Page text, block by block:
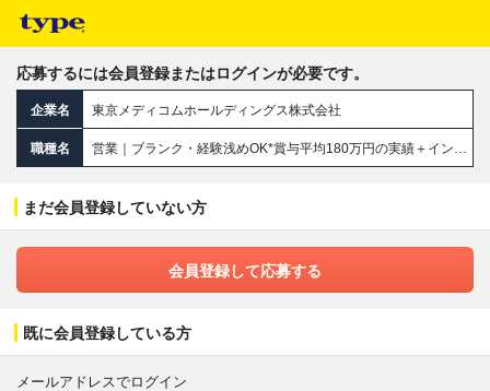
応募するには会員登録またはログインが必要です。
企業名 東京メディコムホールディングス株式会社
職種名 営業｜ブランク・経験浅めOK*賞与平均180万円の実績＋インセンティブ*残業月5h以内*実働7時間*5連休OK
まだ会員登録していない方
会員登録して応募する
既に会員登録している方
メールアドレスでログイン